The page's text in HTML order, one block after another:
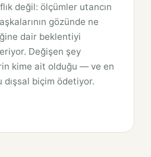
değil: ölçümler utancın
gözünde ne
dair beklentiyi
Değişen şey
kime ait olduğu — ve en
biçim ödetiyor.